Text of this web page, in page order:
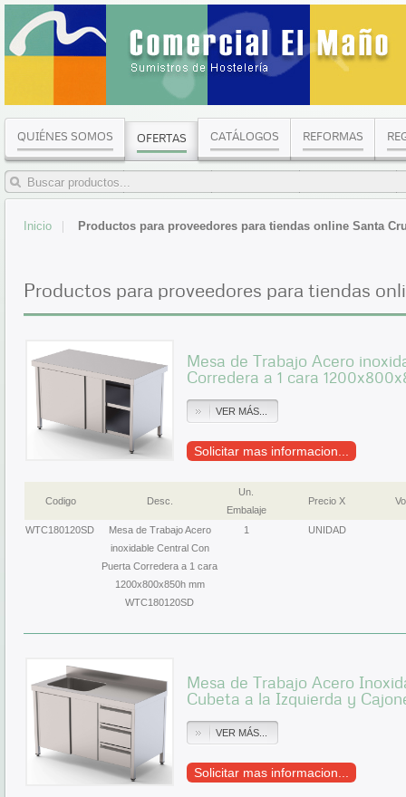
QUIÉNES SOMOS OFERTAS CATÁLOGOS REFORMAS
Inicio Productos para proveedores para tiendas online Santa
Productos para proveedores para tiendas
Mesa de Trabajo Acero
Corredera a 1 cara
VER MÁS...
Solicitar mas informacion...
Codigo Desc.
Un.
Embalaje
Precio X
WTC180120SD
Mesa de Trabajo Acero
inoxidable Central Con
Puerta Corredera a 1 cara
1200x800x850h mm
WTC180120SD
1 UNIDAD
Mesa de Trabajo Acero
Cubeta a la Izquierda y
VER MÁS...
Solicitar mas informacion...